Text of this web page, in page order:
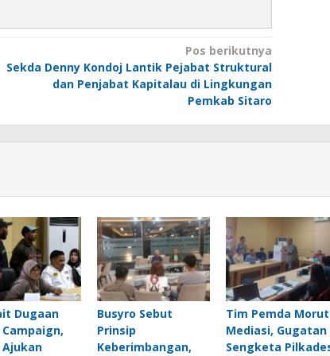
Pos berikutnya
Sekda Denny Kondoj Lantik Pejabat Struktural
dan Penjabat Kapitalau di Lingkungan
Pemkab Sitaro
Dugaan
Ajukan
Busyro Sebut
Prinsip
Keberimbangan,
Tim Pemda Morut
Mediasi, Gugatan
Sengketa